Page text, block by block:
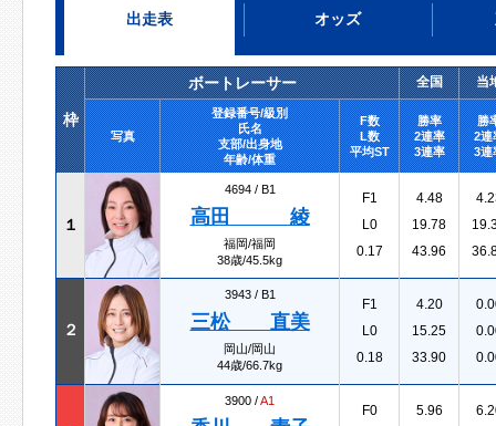
出走表 オッズ
枠
ボートレーサー 全国 当
写真
登録番号/級別
氏名
支部/出身地
年齢/体重
F数
L数
平均ST
勝率
2連率
3連率
勝
2連
3連
１
4694 / B1
高田 綾
福岡/福岡
38歳/45.5kg
F1
L0
0.17
4.48
19.78
43.96
２
3943 / B1
三松 直美
岡山/岡山
44歳/66.7kg
F1
L0
0.18
4.20
15.25
33.90
3900 /A1
F0
5.96